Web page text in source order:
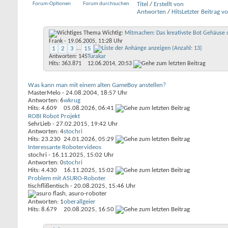
Forum-Optionen
Forum durchsuchen Titel / Erstellt von
Antworten / HitsLetzter Beitrag
Wichtig: Mitmachen: Das kreativste Bot Gehäuse
Frank - 19.06.2005, 11:28 Uhr
1 2 3 ... 15
Antworten: 145
Hits: 363.871
Turakar
12.06.2014, 20:53
Was kann man mit einem alten GameBoy anstellen?
MasterMelo - 24.08.2004, 18:57 Uhr
Antworten: 6
Hits: 4.609
wkrug
05.08.2026, 06:41
ROBI Robot Projekt
SehrLieb - 27.02.2015, 19:42 Uhr
Antworten: 4
Hits: 23.230
stochri
24.01.2026, 05:29
Interessante Robotervideos
stochri - 16.11.2025, 15:02 Uhr
Antworten: 0
Hits: 4.430
stochri
16.11.2025, 15:02
Problem mit ASURO-Roboter
tischflißentisch - 20.08.2025, 15:46 Uhr
Antworten: 1
Hits: 8.679
oberallgeier
20.08.2025, 16:50